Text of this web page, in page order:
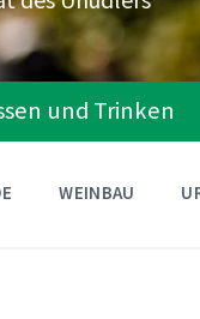
und Trinken
WEINBAU